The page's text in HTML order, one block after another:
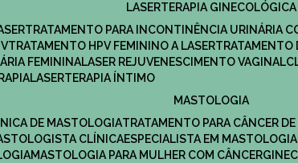
LASERTERAPIA GINECOLÓGICA
TRATAMENTO PARA INCONTINÊNCIA URINÁRIA
TRATAMENTO HPV FEMININO A LASER
FEMININA LASER REJUVENESCIMENTO VAGINAL
LASERTERAPIA ÍNTIMO
MASTOLOGIA
DE MASTOLOGIA TRATAMENTO PARA CÂNCER
CLÍNICA ESPECIALISTA EM MASTOLOGIA
MASTOLOGIA PARA MULHER COM CÂNCER